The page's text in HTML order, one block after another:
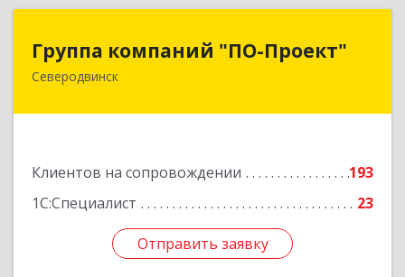
Группа компаний "ПО-Проект"
Северодвинск
Клиентов на сопровождении
193
1С:Специалист
23
Отправить заявку
Группа компаний "ПО-Проект"
164500, Архангельская обл, Северодвинск г,
Отправить заявку